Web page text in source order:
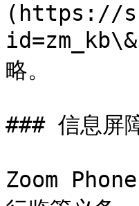
(https://
略。
### 信息屏
Zoom